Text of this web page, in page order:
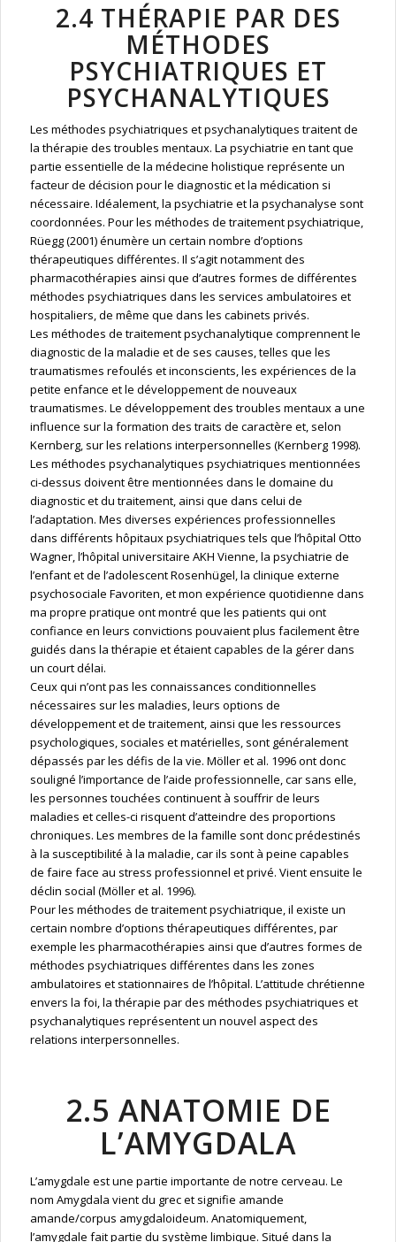
2.4 THÉRAPIE PAR DES
MÉTHODES
PSYCHIATRIQUES ET
PSYCHANALYTIQUES
Les méthodes psychiatriques et psychanalytiques traitent de
la thérapie des troubles mentaux. La psychiatrie en tant que
partie essentielle de la médecine holistique représente un
facteur de décision pour le diagnostic et la médication si
nécessaire. Idéalement, la psychiatrie et la psychanalyse sont
coordonnées. Pour les méthodes de traitement psychiatrique,
Rüegg (2001) énumère un certain nombre d’options
thérapeutiques différentes. Il s’agit notamment des
pharmacothérapies ainsi que d’autres formes de différentes
méthodes psychiatriques dans les services ambulatoires et
hospitaliers, de même que dans les cabinets privés.
Les méthodes de traitement psychanalytique comprennent le
diagnostic de la maladie et de ses causes, telles que les
traumatismes refoulés et inconscients, les expériences de la
petite enfance et le développement de nouveaux
traumatismes. Le développement des troubles mentaux a une
influence sur la formation des traits de caractère et, selon
Kernberg, sur les relations interpersonnelles (Kernberg 1998).
Les méthodes psychanalytiques psychiatriques mentionnées
ci-dessus doivent être mentionnées dans le domaine du
diagnostic et du traitement, ainsi que dans celui de
l’adaptation. Mes diverses expériences professionnelles
dans différents hôpitaux psychiatriques tels que l’hôpital Otto
Wagner, l’hôpital universitaire AKH Vienne, la psychiatrie de
l’enfant et de l’adolescent Rosenhügel, la clinique externe
psychosociale Favoriten, et mon expérience quotidienne dans
ma propre pratique ont montré que les patients qui ont
confiance en leurs convictions pouvaient plus facilement être
guidés dans la thérapie et étaient capables de la gérer dans
un court délai.
Ceux qui n’ont pas les connaissances conditionnelles
nécessaires sur les maladies, leurs options de
développement et de traitement, ainsi que les ressources
psychologiques, sociales et matérielles, sont généralement
dépassés par les défis de la vie. Möller et al. 1996 ont donc
souligné l’importance de l’aide professionnelle, car sans elle,
les personnes touchées continuent à souffrir de leurs
maladies et celles-ci risquent d’atteindre des proportions
chroniques. Les membres de la famille sont donc prédestinés
à la susceptibilité à la maladie, car ils sont à peine capables
de faire face au stress professionnel et privé. Vient ensuite le
déclin social (Möller et al. 1996).
Pour les méthodes de traitement psychiatrique, il existe un
certain nombre d’options thérapeutiques différentes, par
exemple les pharmacothérapies ainsi que d’autres formes de
méthodes psychiatriques différentes dans les zones
ambulatoires et stationnaires de l’hôpital. L’attitude chrétienne
envers la foi, la thérapie par des méthodes psychiatriques et
psychanalytiques représentent un nouvel aspect des
relations interpersonnelles.
2.5 ANATOMIE DE
L’AMYGDALA
L’amygdale est une partie importante de notre cerveau. Le
nom Amygdala vient du grec et signifie amande
amande/corpus amygdaloideum. Anatomiquement,
l’amygdale fait partie du système limbique. Situé dans la